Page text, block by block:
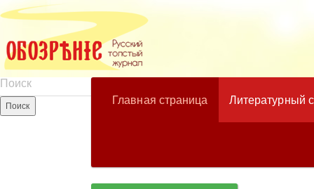
Главная страница Литературный